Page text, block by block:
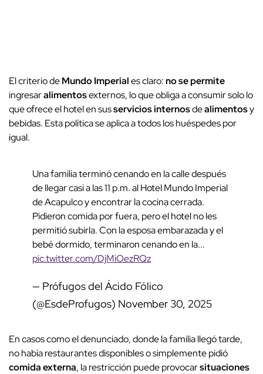
El criterio deMundo Imperiales claro:no se permite
ingresaralimentosexternos, lo que obliga a consumir solo lo
que ofrece el hotel en susservicios internosdealimentosy
bebidas. Esta política se aplica a todos los huéspedes por
igual.
Una familia terminó cenando en la calle después
de llegar casi a las 11 p.m. al Hotel Mundo Imperial
de Acapulco y encontrar la cocina cerrada.
Pidieron comida por fuera, pero el hotel no les
permitió subirla. Con la esposa embarazada y el
bebé dormido, terminaron cenando en la...
pic.twitter.com/DjMiOezRQz
— Prófugos del Ácido Fólico
(@EsdeProfugos) November 30, 2025
En casos como el denunciado, donde la familia llegó tarde,
no había restaurantes disponibles o simplemente pidió
comida externa, la restricción puede provocarsituaciones